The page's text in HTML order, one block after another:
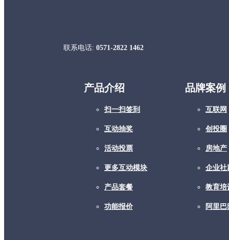
联系电话: 0571-2822 1462
产品介绍
扫一扫签到
互动抽奖
活动投票
更多互动模块
产品套餐
功能报价
品牌案例
互联网
创投圈
房地产
企业社
教育培
阿里巴